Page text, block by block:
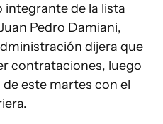
de la lista
Pedro Damiani,
dijera que
contrataciones, luego
este martes con el